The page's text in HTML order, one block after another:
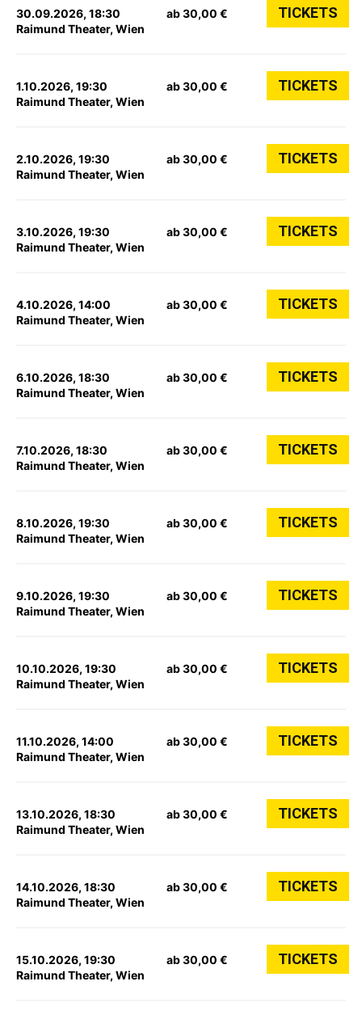
30.09.2026, 18:30
Raimund Theater, Wien
ab 30,00 € TICKETS
1.10.2026, 19:30
Raimund Theater, Wien
ab 30,00 € TICKETS
2.10.2026, 19:30
Raimund Theater, Wien
ab 30,00 € TICKETS
3.10.2026, 19:30
Raimund Theater, Wien
ab 30,00 € TICKETS
4.10.2026, 14:00
Raimund Theater, Wien
ab 30,00 € TICKETS
6.10.2026, 18:30
Raimund Theater, Wien
ab 30,00 € TICKETS
7.10.2026, 18:30
Raimund Theater, Wien
ab 30,00 € TICKETS
8.10.2026, 19:30
Raimund Theater, Wien
ab 30,00 € TICKETS
9.10.2026, 19:30
Raimund Theater, Wien
ab 30,00 € TICKETS
10.10.2026, 19:30
Raimund Theater, Wien
ab 30,00 € TICKETS
11.10.2026, 14:00
Raimund Theater, Wien
ab 30,00 € TICKETS
13.10.2026, 18:30
Raimund Theater, Wien
ab 30,00 € TICKETS
14.10.2026, 18:30
Raimund Theater, Wien
ab 30,00 € TICKETS
15.10.2026, 19:30
Raimund Theater, Wien
ab 30,00 € TICKETS